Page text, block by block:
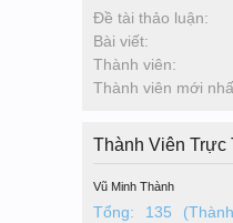
Đề tài thảo luận:
Bài viết:
Thành viên:
Thành viên mới
Thành Viên Trực
Vũ Minh Thành
Tổng: 135